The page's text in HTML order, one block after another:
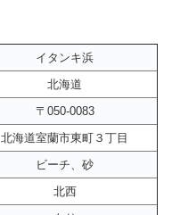
イタンキ浜
北海道
〒050-0083
北海道室蘭市東町３丁目
ビーチ、砂
北西